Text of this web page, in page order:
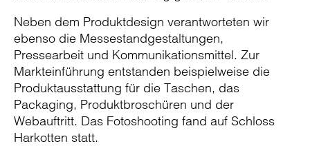
Neben dem Produktdesign verantworteten wir
ebenso die Messestandgestaltungen,
Pressearbeit und Kommunikationsmittel. Zur
Markteinführung entstanden beispielweise die
Produktausstattung für die Taschen, das
Packaging, Produktbroschüren und der
Webauftritt. Das Fotoshooting fand auf Schloss
Harkotten statt.